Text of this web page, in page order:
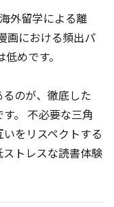
外留学による離
画における頻出パ
めです。
のが、徹底した
。 不必要な三角
をリスペクトする
トレスな読書体験